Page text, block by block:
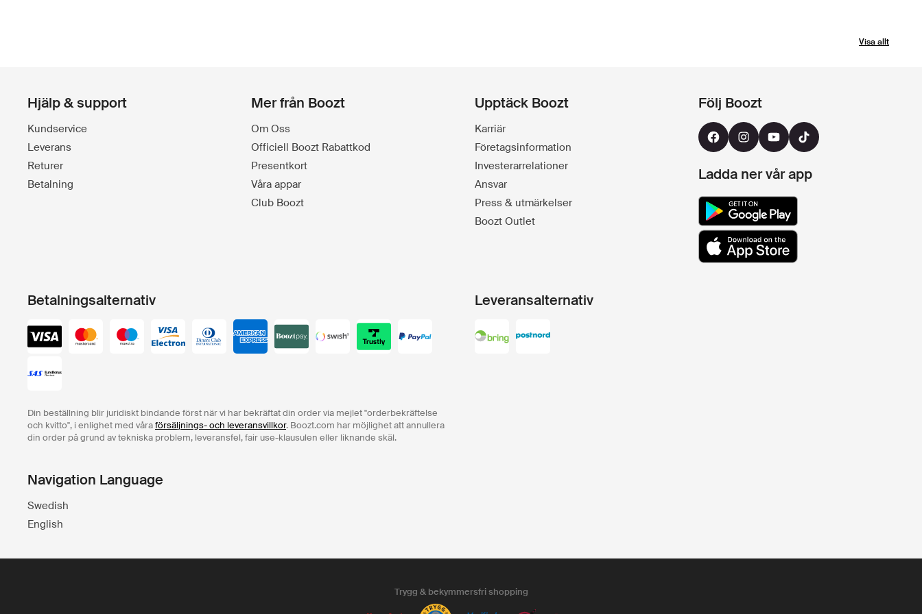
Visa allt
Hjälp & support
Kundservice
Leverans
Returer
Betalning
Mer från Boozt
Om Oss
Officiell Boozt Rabattkod
Presentkort
Våra appar
Club Boozt
Upptäck Boozt
Karriär
Företagsinformation
Investerarrelationer
Ansvar
Press & utmärkelser
Boozt Outlet
Följ Boozt
Ladda ner vår app
Betalningsalternativ
Din beställning blir juridiskt bindande först när vi har bekräftat din order via mejlet "orderbekräftelse
och kvitto", i enlighet med våraförsäljnings- och leveransvillkor. Boozt.com har möjlighet att annullera
din order på grund av tekniska problem, leveransfel, fair use-klausulen eller liknande skäl.
Leveransalternativ
Navigation Language
Swedish
English
Trygg & bekymmersfri shopping